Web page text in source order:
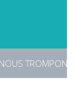
TROMPONS